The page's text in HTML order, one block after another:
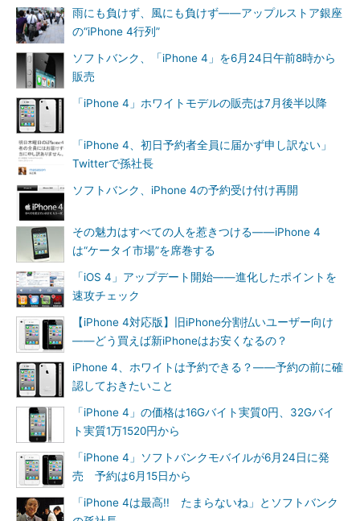
雨にも負けず、風にも負けず――アップルストア銀座
の“iPhone 4行列”
ソフトバンク、「iPhone 4」を6月24日午前8時から
販売
「iPhone 4」ホワイトモデルの販売は7月後半以降
「iPhone 4、初日予約者全員に届かず申し訳ない」
Twitterで孫社長
ソフトバンク、iPhone 4の予約受け付け再開
その魅力はすべての人を惹きつける――iPhone 4
は“ケータイ市場”を席巻する
「iOS 4」アップデート開始――進化したポイントを
速攻チェック
【iPhone 4対応版】旧iPhone分割払いユーザー向け
――どう買えば新iPhoneはお安くなるの？
iPhone 4、ホワイトは予約できる？――予約の前に確
認しておきたいこと
「iPhone 4」の価格は16Gバイト実質0円、32Gバイ
ト実質1万1520円から
「iPhone 4」ソフトバンクモバイルが6月24日に発
売 予約は6月15日から
「iPhone 4は最高!! たまらないね」とソフトバンク